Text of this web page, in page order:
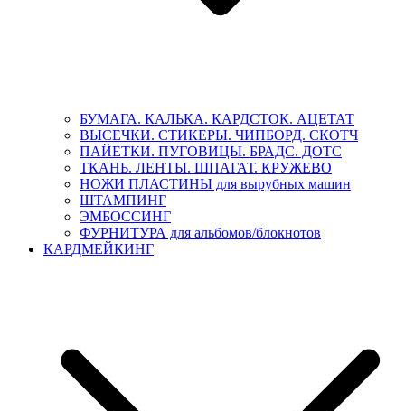
БУМАГА. КАЛЬКА. КАРДСТОК. АЦЕТАТ
ВЫСЕЧКИ. СТИКЕРЫ. ЧИПБОРД. СКОТЧ
ПАЙЕТКИ. ПУГОВИЦЫ. БРАДС. ДОТС
ТКАНЬ. ЛЕНТЫ. ШПАГАТ. КРУЖЕВО
НОЖИ ПЛАСТИНЫ для вырубных машин
ШТАМПИНГ
ЭМБОССИНГ
ФУРНИТУРА для альбомов/блокнотов
КАРДМЕЙКИНГ